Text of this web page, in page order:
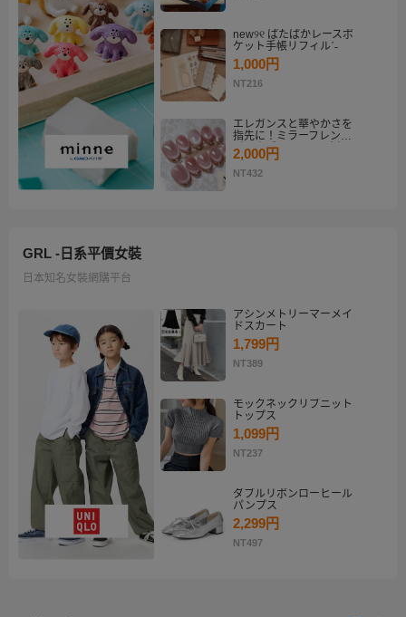
new୨୧ ぱたぱかレースポ
ケット手帳リフィルˊ˗
1,000円
NT216
エレガンスと華やかさを
指先に！ミラーフレンチ
ピンクゴールド マグネッ
トネイルチップセット
【ネイルチップオーダ
2,000円
NT432
GRL -日系平價女裝
日本知名女裝網購平台
アシンメトリーマーメイ
ドスカート
1,799円
NT389
モックネックリブニット
トップス
1,099円
NT237
ダブルリボンローヒール
パンプス
2,299円
NT497